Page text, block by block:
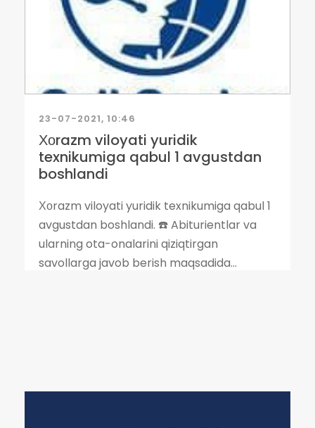
23-07-2021, 10:46
Хоrazm viloyati yuridik
texnikumiga qabul 1 avgustdan
boshlandi
Хоrazm viloyati yuridik texnikumiga qabul 1
avgustdan boshlandi. ☎️ Abiturientlar va
ularning ota-onalarini qiziqtirgan
savollarga javob berish maqsadida...